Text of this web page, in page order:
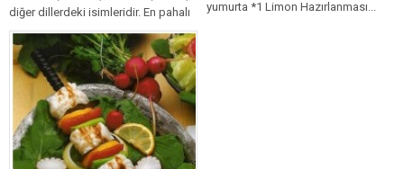
diğer dillerdeki isimleridir. En pahalı
deniz ürünü İstakozdur. Eti çok
lezzetlidir....
yumurta *1 Limon Hazırlanması...